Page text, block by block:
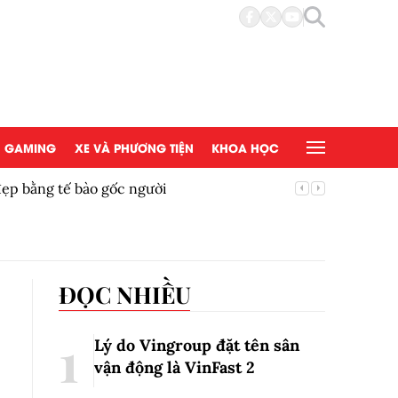
GAMING XE VÀ PHƯƠNG TIỆN KHOA HỌC
bằng tế bào gốc người
ĐỌC NHIỀU
Lý do Vingroup đặt tên sân
vận động là VinFast2